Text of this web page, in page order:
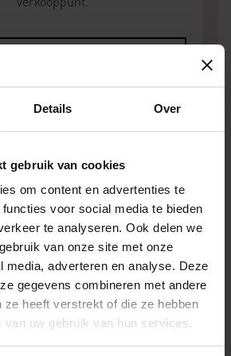
Details Over
gebruik van cookies
om content en advertenties te
voor social media te bieden
te analyseren. Ook delen we
van onze site met onze
media, adverteren en analyse. Deze
gegevens combineren met andere
ze heeft verstrekt of die ze hebben
uw gebruik van hun services.
van Domaine de